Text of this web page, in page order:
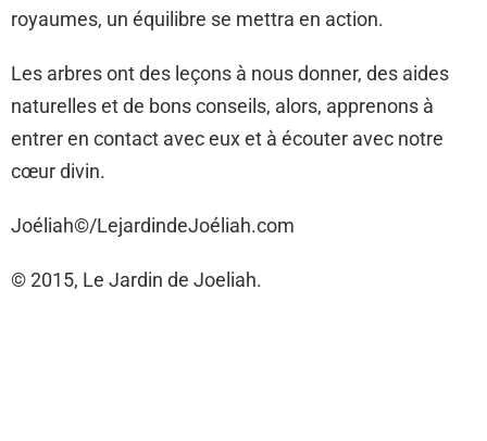
royaumes, un équilibre se mettra en action.
Les arbres ont des leçons à nous donner, des aides
naturelles et de bons conseils, alors, apprenons à
entrer en contact avec eux et à écouter avec notre
cœur divin.
Joéliah©/LejardindeJoéliah.com
© 2015, Le Jardin de Joeliah.